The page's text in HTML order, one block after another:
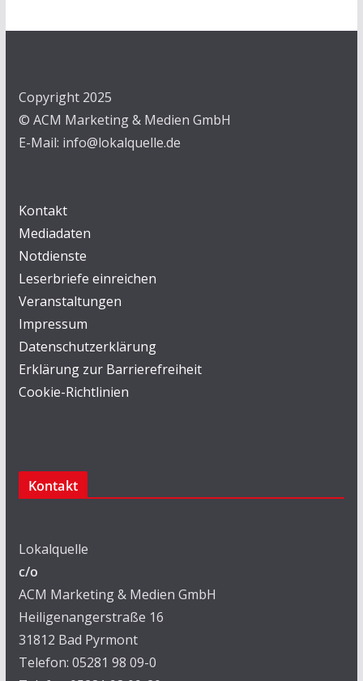
Copyright 2025
© ACM Marketing & Medien GmbH
E-Mail: info@lokalquelle.de
Kontakt
Mediadaten
Notdienste
Leserbriefe einreichen
Veranstaltungen
Impressum
Datenschutzerklärung
Erklärung zur Barrierefreiheit
Cookie-Richtlinien
Kontakt
Lokalquelle
c/o
ACM Marketing & Medien GmbH
Heiligenangerstraße 16
31812 Bad Pyrmont
Telefon: 05281 98 09-0